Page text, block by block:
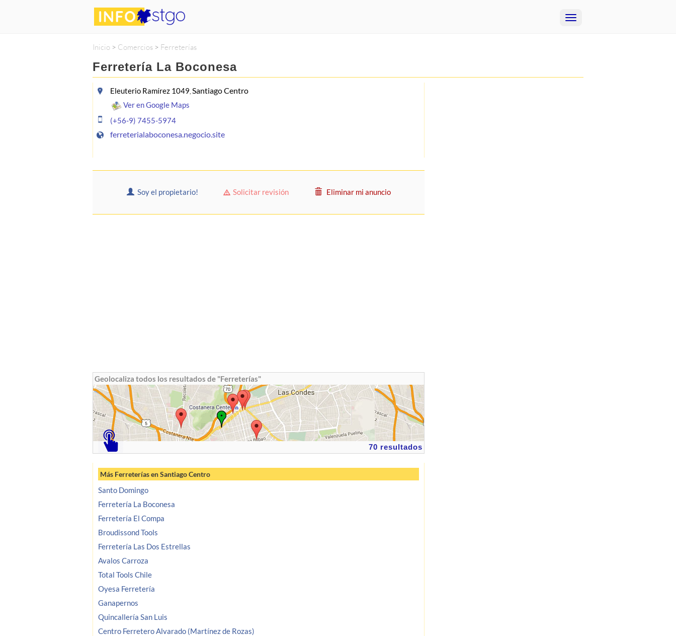
Inicio > Comercios > Ferreterías
Ferretería La Boconesa
Eleuterio Ramírez 1049 ,Santiago Centro
Ver en Google Maps
(+56-9) 7455-5974
ferreterialaboconesa.negocio.site
Soy el propietario! Solicitar revisión Eliminar mi anuncio
Geolocaliza todos los resultados de "Ferreterías"
70 resultados
Más Ferreterías en Santiago Centro
Santo Domingo
Ferretería La Boconesa
Ferretería El Compa
Broudissond Tools
Ferretería Las Dos Estrellas
Avalos Carroza
Total Tools Chile
Oyesa Ferretería
Ganapernos
Quincallería San Luis
Centro Ferretero Alvarado (Martínez de Rozas)